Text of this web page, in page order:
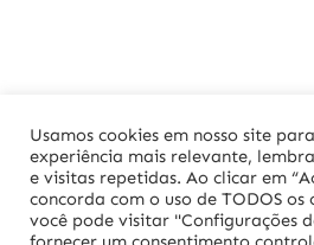
Usamos cookies em nosso site
experiência mais relevante,
e visitas repetidas. Ao clicar em
concorda com o uso de TODOS
você pode visitar "Configurações